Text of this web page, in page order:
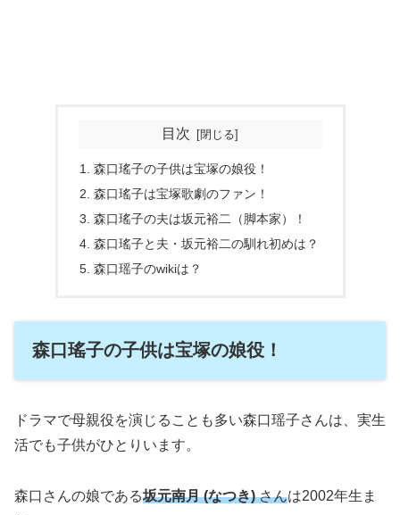
目次
森口瑤子の子供は宝塚の娘役！
森口瑤子は宝塚歌劇のファン！
森口瑤子の夫は坂元裕二（脚本家）！
森口瑤子と夫・坂元裕二の馴れ初めは？
森口瑶子のwikiは？
森口瑤子の子供は宝塚の娘役！
ドラマで母親役を演じることも多い森口瑶子さんは、実生
活でも子供がひとりいます。
森口さんの娘である坂元南月 (なつき)さんは2002年生ま